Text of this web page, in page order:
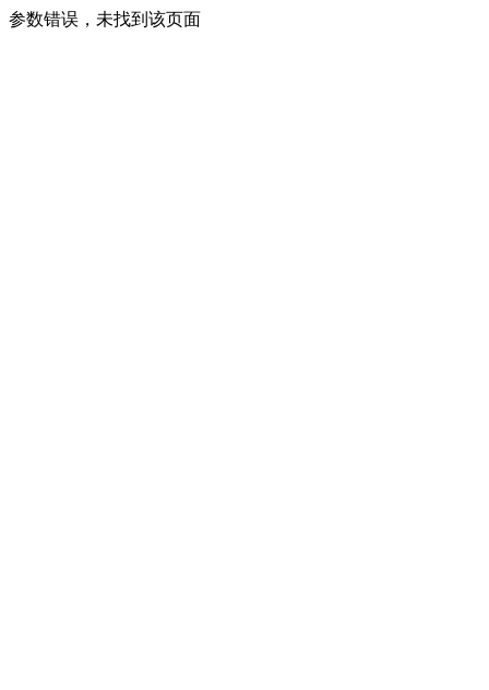
参数错误，未找到该页面